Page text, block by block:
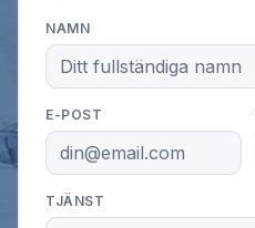
NAMN
E-POST
TJÄNST